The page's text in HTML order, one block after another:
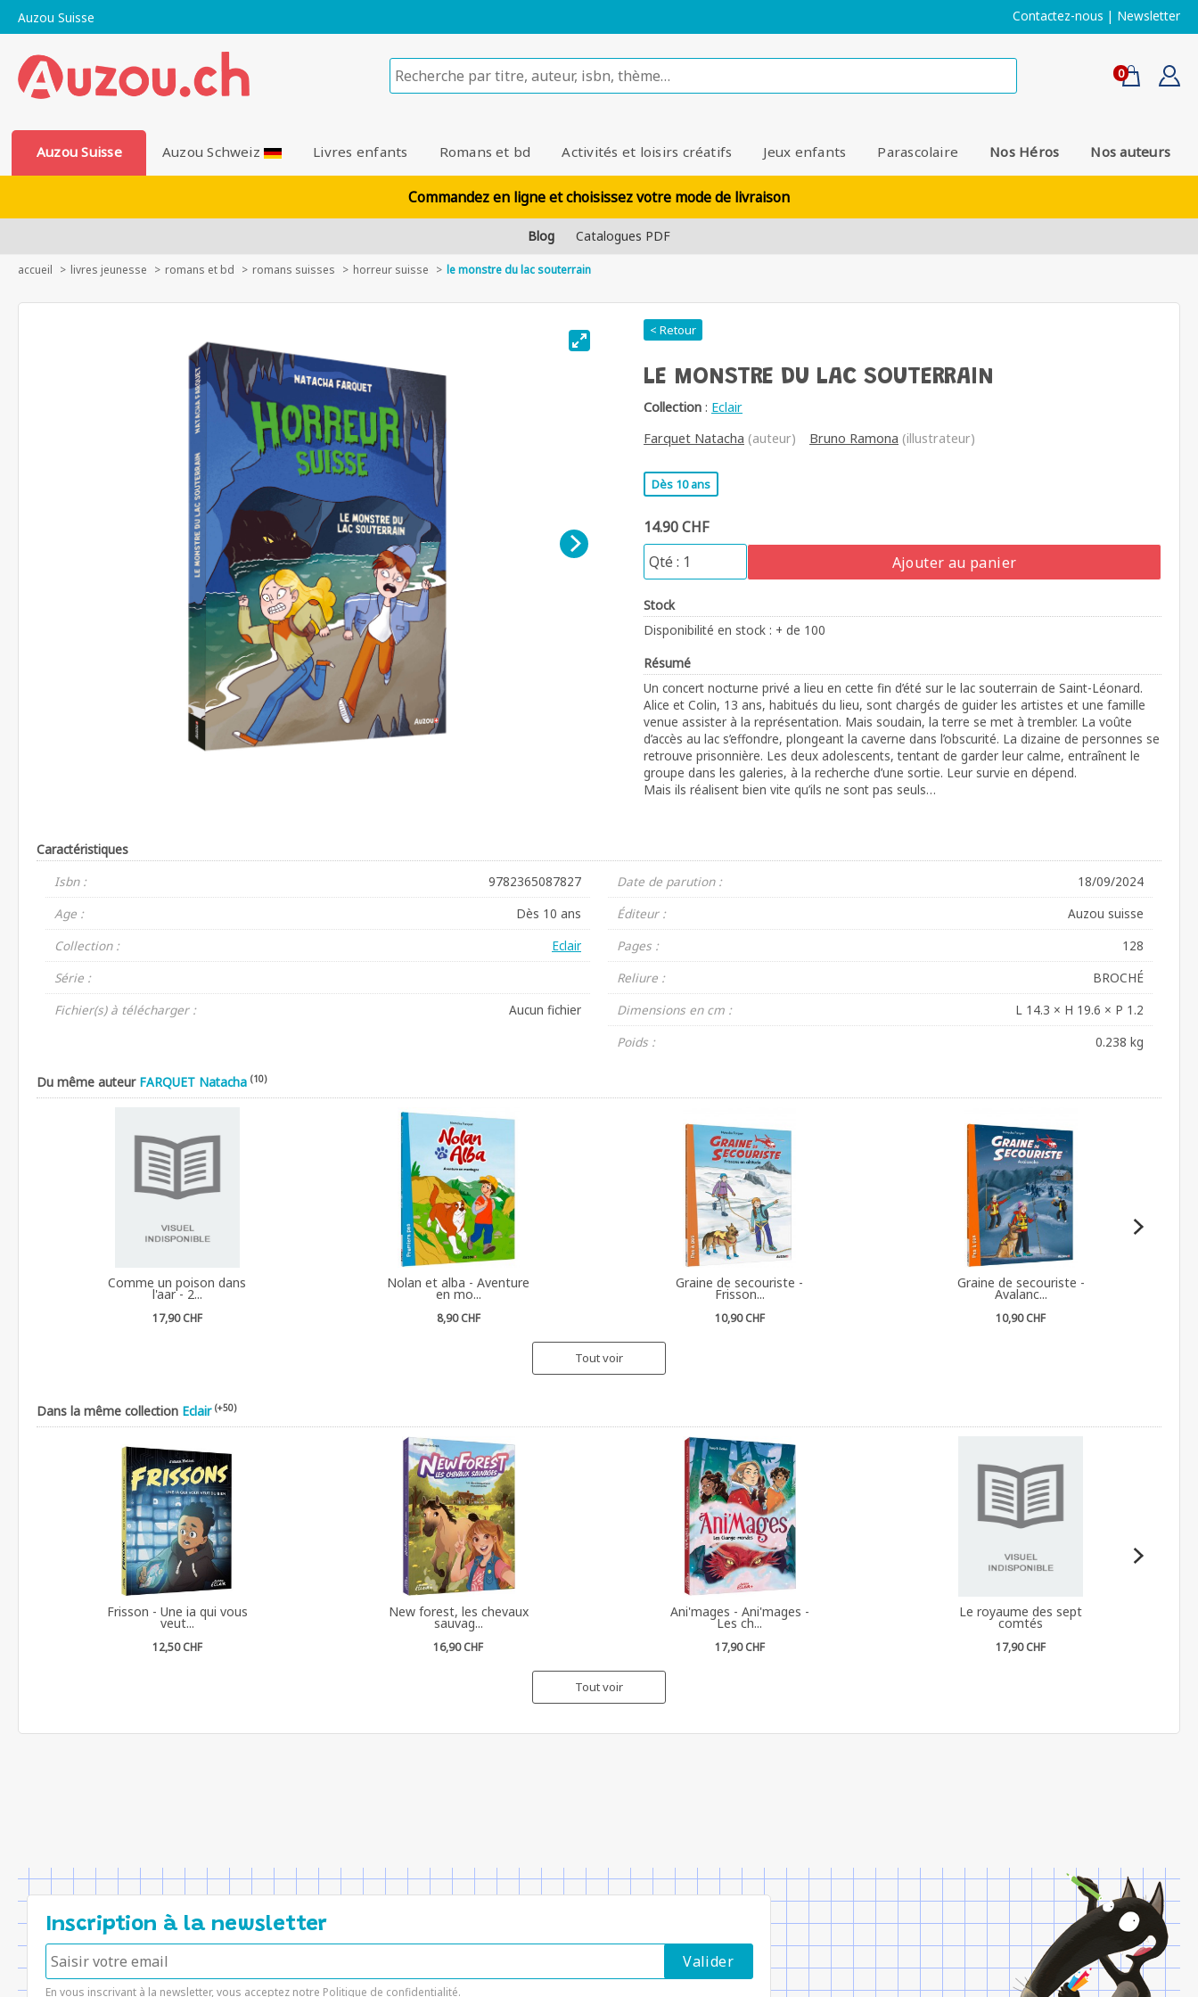
Auzou Suisse Contactez-nous | Newsletter
0
Auzou Suisse Auzou Schweiz Livres enfants Romans et bd Activités et loisirs créatifs Jeux enfants Parascolaire Nos Héros Nos auteurs
Commandez en ligne et choisissez votre mode de livraison
Blog Catalogues PDF
accueil livres jeunesse romans et bd romans suisses horreur suisse le monstre du lac souterrain
< Retour
LE MONSTRE DU LAC SOUTERRAIN
Collection : Eclair
Farquet Natacha (auteur) Bruno Ramona (illustrateur)
Dès 10 ans
14.90 CHF
Ajouter au panier
Stock
Disponibilité en stock : + de 100
Résumé
Un concert nocturne privé a lieu en cette fin d’été sur le lac souterrain de Saint-Léonard.
Alice et Colin, 13 ans, habitués du lieu, sont chargés de guider les artistes et une famille
venue assister à la représentation. Mais soudain, la terre se met à trembler. La voûte
d’accès au lac s’effondre, plongeant la caverne dans l’obscurité. La dizaine de personnes se
retrouve prisonnière. Les deux adolescents, tentant de garder leur calme, entraînent le
groupe dans les galeries, à la recherche d’une sortie. Leur survie en dépend.
Mais ils réalisent bien vite qu’ils ne sont pas seuls…
Caractéristiques
Isbn :
9782365087827
Age :
Dès 10 ans
Collection :
Eclair
Série :
Fichier(s) à télécharger :
Aucun fichier
Date de parution :
18/09/2024
Éditeur :
Auzou suisse
Pages :
128
Reliure :
BROCHÉ
Dimensions en cm :
L 14.3 × H 19.6 × P 1.2
Poids :
0.238 kg
Du même auteur FARQUET Natacha (10)
Comme un poison dans
l'aar - 2...
17,90 CHF
Nolan et alba - Aventure
en mo...
8,90 CHF
Graine de secouriste -
Frisson...
10,90 CHF
Graine de secouriste -
Avalanc...
10,90 CHF
Tout voir
Dans la même collection Eclair (+50)
Frisson - Une ia qui vous
veut...
12,50 CHF
New forest, les chevaux
sauvag...
16,90 CHF
Ani'mages - Ani'mages -
Les ch...
17,90 CHF
Le royaume des sept
comtés
17,90 CHF
Tout voir
Inscription à la newsletter
En vous inscrivant à la newsletter, vous acceptez notre Politique de confidentialité.